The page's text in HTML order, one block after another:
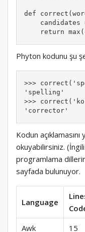
def
candidates
return
Phyton kodunu şu
>>>
'spelling'
>>>
'corrector'
Kodun
okuyabilirsiniz.
programlama
sayfada bulunuyor.
Language
Awk
15